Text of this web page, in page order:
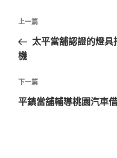
文
導
覽
上
一
篇
章
上一篇
太平當舖認證的燈
機
下
一
下一篇
平鎮當舖輔導桃園汽車